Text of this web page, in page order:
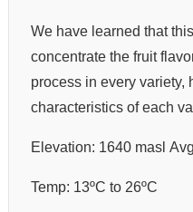
We have learned that
concentrate the fruit
process in every variety,
characteristics of each
Elevation: 1640 masl Avg.
Temp: 13ºC to 26ºC